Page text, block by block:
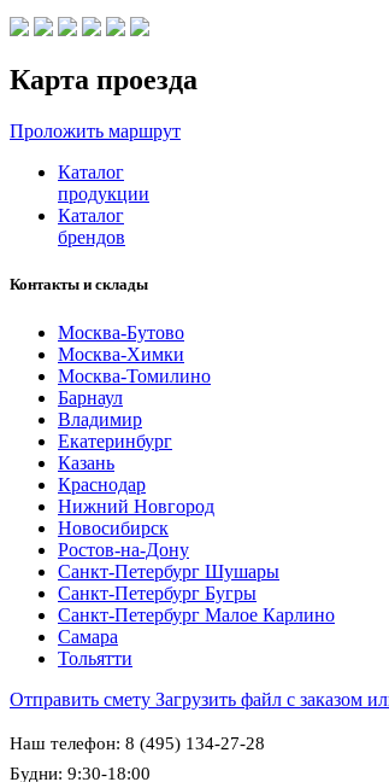
Карта проезда
Проложить маршрут
Каталог
продукции
Каталог
брендов
Контакты и склады
Москва-Бутово
Москва-Химки
Москва-Томилино
Барнаул
Владимир
Екатеринбург
Казань
Краснодар
Нижний Новгород
Новосибирск
Ростов-на-Дону
Санкт-Петербург Шушары
Санкт-Петербург Бугры
Санкт-Петербург Малое Карлино
Самара
Тольятти
Отправить смету Загрузить файл с заказом
Наш телефон: 8 (495) 134-27-28
Будни: 9:30-18:00